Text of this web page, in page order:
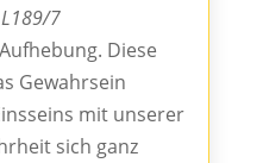
7
Diese
Gewahrsein
mit unserer
sich ganz